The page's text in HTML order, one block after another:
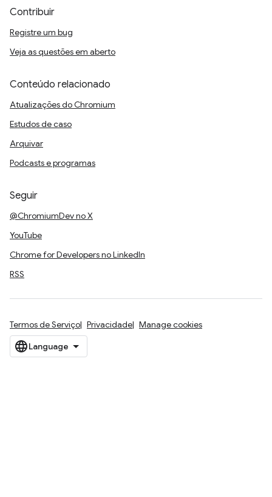
Contribuir
Registre um bug
Veja as questões em aberto
Conteúdo relacionado
Atualizações do Chromium
Estudos de caso
Arquivar
Podcasts e programas
Seguir
@ChromiumDev no X
YouTube
Chrome for Developers no LinkedIn
RSS
Termos de Serviço Privacidade Manage cookies